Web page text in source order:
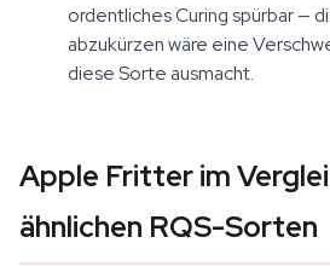
ordentliches Curing spürbar —
abzukürzen wäre eine
diese Sorte ausmacht.
Apple Fritter im
ähnlichen RQS-Sorten